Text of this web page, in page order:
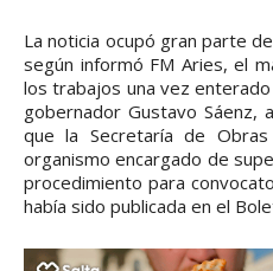
La noticia ocupó gran parte
según informó FM Aries, el
los trabajos una vez
gobernador Gustavo Sáenz,
que la Secretaría de
organismo encargado de
procedimiento para
había sido publicada en el